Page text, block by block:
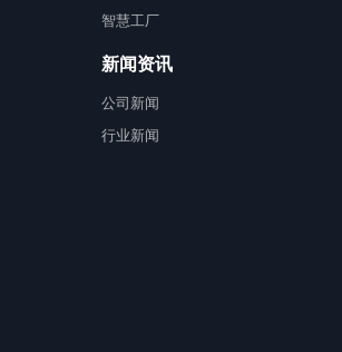
智慧工厂
新闻资讯
公司新闻
行业新闻